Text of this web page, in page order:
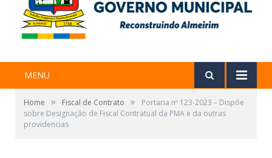
MENU
Home » Fiscal de Contrato »
Portaria nº 123-2023 – Dispõe
sobre Designação de Fiscal Contratual da PMA e da outras
providencias